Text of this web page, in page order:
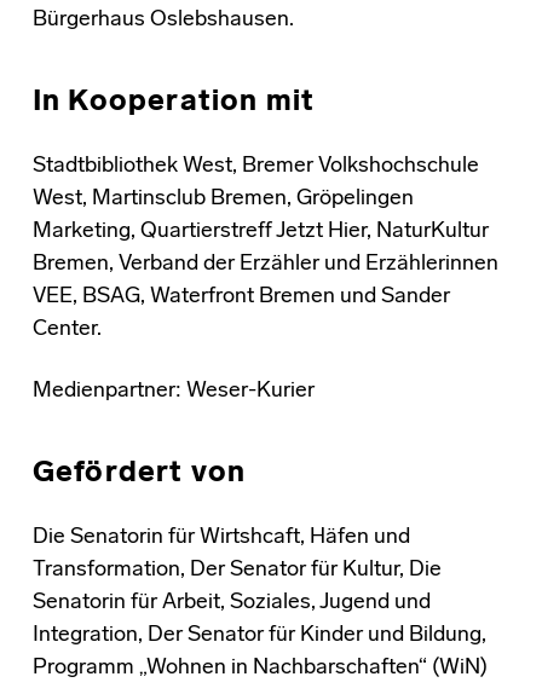
Bürgerhaus Oslebshausen.
In Kooperation mit
Stadtbibliothek West, Bremer Volkshochschule
West, Martinsclub Bremen, Gröpelingen
Marketing, Quartierstreff Jetzt Hier, NaturKultur
Bremen, Verband der Erzähler und Erzählerinnen
VEE, BSAG, Waterfront Bremen und Sander
Center.
Medienpartner: Weser-Kurier
Gefördert von
Die Senatorin für Wirtshcaft, Häfen und
Transformation, Der Senator für Kultur, Die
Senatorin für Arbeit, Soziales, Jugend und
Integration, Der Senator für Kinder und Bildung,
Programm „Wohnen in Nachbarschaften“ (WiN)